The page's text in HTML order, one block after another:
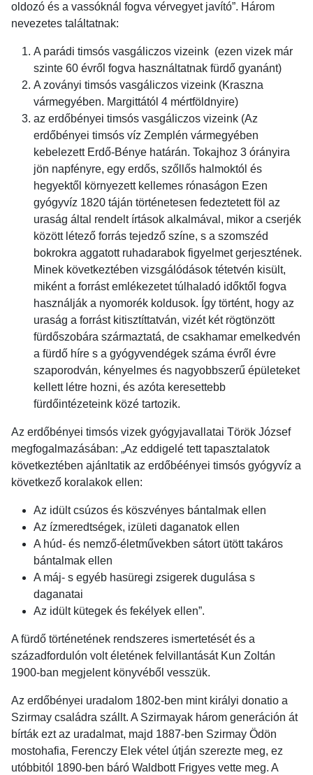
oldozó és a vassóknál fogva vérvegyet javító”. Három
nevezetes találtatnak:
A parádi timsós vasgáliczos vizeink (ezen vizek már
szinte 60 évről fogva használtatnak fürdő gyanánt)
A zoványi timsós vasgáliczos vizeink (Kraszna
vármegyében. Margittától 4 mértföldnyire)
az erdőbényei timsós vasgáliczos vizeink (Az
erdőbényei timsós víz Zemplén vármegyében
kebelezett Erdő-Bénye határán. Tokajhoz 3 órányira
jön napfényre, egy erdős, szőllős halmoktól és
hegyektől környezett kellemes rónaságon Ezen
gyógyvíz 1820 táján történetesen fedeztetett föl az
uraság által rendelt írtások alkalmával, mikor a cserjék
között létező forrás tejedző színe, s a szomszéd
bokrokra aggatott ruhadarabok figyelmet gerjesztének.
Minek következtében vizsgálódások tétetvén kisült,
miként a forrást emlékezetet túlhaladó időktől fogva
használják a nyomorék koldusok. Így történt, hogy az
uraság a forrást kitisztíttatván, vizét két rögtönzött
fürdőszobára származtatá, de csakhamar emelkedvén
a fürdő híre s a gyógyvendégek száma évről évre
szaporodván, kényelmes és nagyobbszerű épületeket
kellett létre hozni, és azóta keresettebb
fürdőintézeteink közé tartozik.
Az erdőbényei timsós vizek gyógyjavallatai Török József
megfogalmazásában: „Az eddigelé tett tapasztalatok
következtében ajánltatik az erdőbéényei timsós gyógyvíz a
következő koralakok ellen:
Az idült csúzos és köszvényes bántalmak ellen
Az ízmeredtségek, izületi daganatok ellen
A húd- és nemző-életművekben sátort ütött takáros
bántalmak ellen
A máj- s egyéb hasüregi zsigerek dugulása s
daganatai
Az idült kütegek és fekélyek ellen”.
A fürdő történetének rendszeres ismertetését és a
századfordulón volt életének felvillantását Kun Zoltán
1900-ban megjelent könyvéből vesszük.
Az erdőbényei uradalom 1802-ben mint királyi donatio a
Szirmay családra szállt. A Szirmayak három generáción át
bírták ezt az uradalmat, majd 1887-ben Szirmay Ödön
mostohafia, Ferenczy Elek vétel útján szerezte meg, ez
utóbbitól 1890-ben báró Waldbott Frigyes vette meg. A